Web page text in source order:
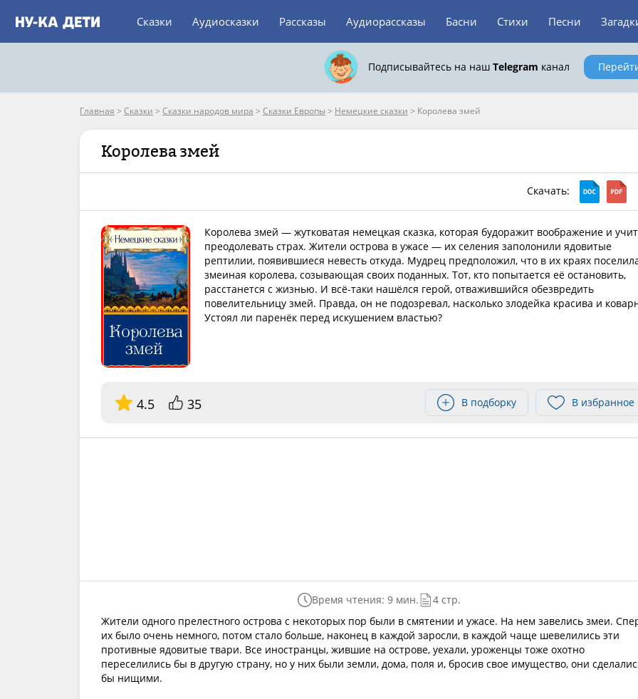
Сказки Аудиосказки Рассказы Аудиорассказы Басни Стихи Песни
Подписывайтесь на наш Telegram канал
Главная > Сказки > Сказки народов мира > Сказки Европы > Немецкие сказки > Королева змей
Королева змей
Скачать:
Королева змей — жутковатая немецкая сказка, которая будоражит воображение и учит
преодолевать страх. Жители острова в ужасе — их селения заполонили ядовитые
рептилии, появившиеся невесть откуда. Мудрец предположил, что в их краях
змеиная королева, созывающая своих поданных. Тот, кто попытается её остановить,
расстанется с жизнью. И всё-таки нашёлся герой, отважившийся обезвредить
повелительницу змей. Правда, он не подозревал, насколько злодейка красива и
Устоял ли паренёк перед искушением властью?
4.5 35 В подборку В избранное
Время чтения: 9 мин.
4 стр.
Жители одного прелестного острова с некоторых пор были в смятении и ужасе. На нем завелись змеи.
их было очень немного, потом стало больше, наконец в каждой заросли, в каждой чаще шевелились эти
противные ядовитые твари. Все иностранцы, жившие на острове, уехали, уроженцы тоже охотно
переселились бы в другую страну, но у них были земли, дома, поля и, бросив свое имущество, они
бы нищими.